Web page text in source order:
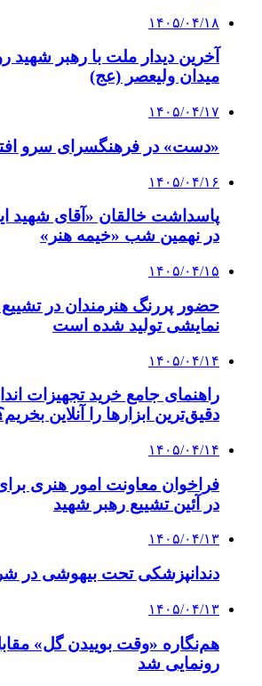
۱۴۰۵/۰۴/۱۸
آخرین دیدار ملت با رهبر شهید
میدان ولیعصر (عج)
۱۴۰۵/۰۴/۱۷
«دست» در فرهنگسرای سرو
۱۴۰۵/۰۴/۱۶
پاسداشت خالقان «آقای شهید
در نهمین شب «خیمه هنر»
۱۴۰۵/۰۴/۱۵
نمایشی تولید شده است
۱۴۰۵/۰۴/۱۴
راهنمای جامع خرید تجهیزات
دقیق‌ترین ابزارها را آنلاین
۱۴۰۵/۰۴/۱۴
فراخوان معاونت امور هنری
در آئین تشییع رهبر شهید
۱۴۰۵/۰۴/۱۳
دندانپزشکی تحت بیهوشی در
۱۴۰۵/۰۴/۱۳
هم‌نگاره «وقت بوییدن گل»
رونمایی شد